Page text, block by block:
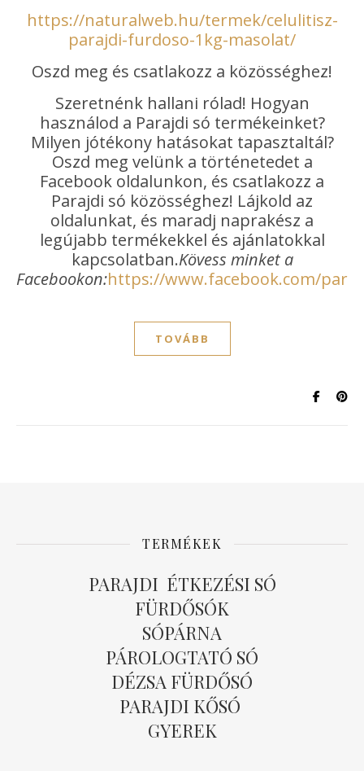
https://naturalweb.hu/termek/celulitisz-
parajdi-furdoso-1kg-masolat/
Oszd meg és csatlakozz a közösséghez!
Szeretnénk hallani rólad! Hogyan
használod a Parajdi só termékeinket?
Milyen jótékony hatásokat tapasztaltál?
Oszd meg velünk a történetedet a
Facebook oldalunkon, és csatlakozz a
Parajdi só közösséghez! Lájkold az
oldalunkat, és maradj naprakész a
legújabb termékekkel és ajánlatokkal
kapcsolatban.Kövess minket a
Facebookon:https://www.facebook.com/
TOVÁBB
TERMÉKEK
PARAJDI ÉTKEZÉSI SÓ
FÜRDŐSÓK
SÓPÁRNA
PÁROLOGTATÓ SÓ
DÉZSA FÜRDŐSÓ
PARAJDI KŐSÓ
GYEREK